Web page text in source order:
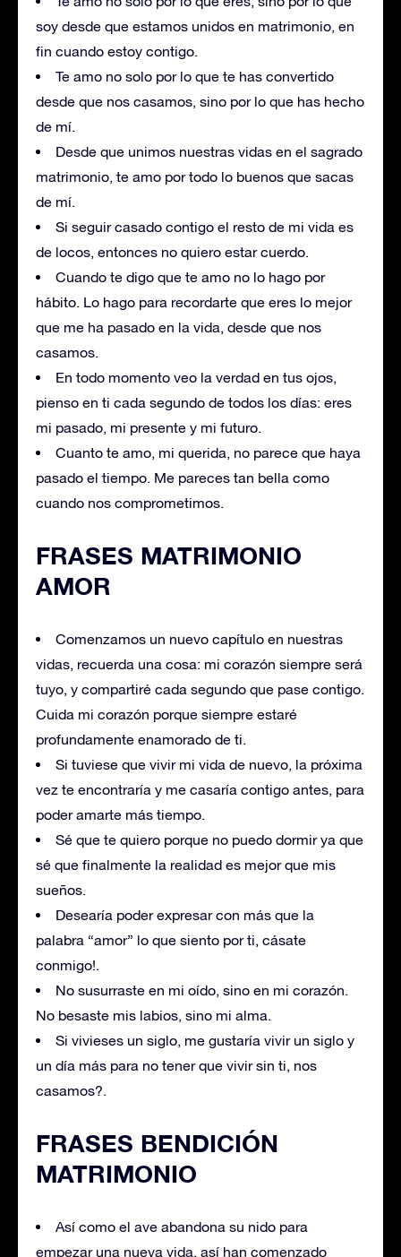
soy desde que estamos unidos en matrimonio, en
fin cuando estoy contigo.
Te amo no solo por lo que te has convertido
desde que nos casamos, sino por lo que has hecho
de mí.
Desde que unimos nuestras vidas en el sagrado
matrimonio, te amo por todo lo buenos que sacas
de mí.
Si seguir casado contigo el resto de mi vida es
de locos, entonces no quiero estar cuerdo.
Cuando te digo que te amo no lo hago por
hábito. Lo hago para recordarte que eres lo mejor
que me ha pasado en la vida, desde que nos
casamos.
En todo momento veo la verdad en tus ojos,
pienso en ti cada segundo de todos los días: eres
mi pasado, mi presente y mi futuro.
Cuanto te amo, mi querida, no parece que haya
pasado el tiempo. Me pareces tan bella como
cuando nos comprometimos.
FRASES MATRIMONIO
AMOR
Comenzamos un nuevo capítulo en nuestras
vidas, recuerda una cosa: mi corazón siempre será
tuyo, y compartiré cada segundo que pase contigo.
Cuida mi corazón porque siempre estaré
profundamente enamorado de ti.
Si tuviese que vivir mi vida de nuevo, la próxima
vez te encontraría y me casaría contigo antes, para
poder amarte más tiempo.
Sé que te quiero porque no puedo dormir ya que
sé que finalmente la realidad es mejor que mis
sueños.
Desearía poder expresar con más que la
palabra “amor” lo que siento por ti, cásate
conmigo!.
No susurraste en mi oído, sino en mi corazón.
No besaste mis labios, sino mi alma.
Si vivieses un siglo, me gustaría vivir un siglo y
un día más para no tener que vivir sin ti, nos
casamos?.
FRASES BENDICIÓN
MATRIMONIO
Así como el ave abandona su nido para
empezar una nueva vida, así han comenzado